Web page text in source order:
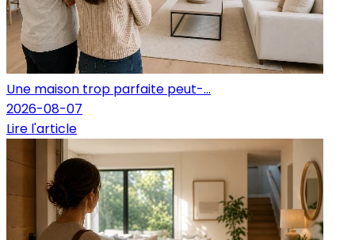
Une maison trop parfaite peut-...
2026-08-07
Lire l'article